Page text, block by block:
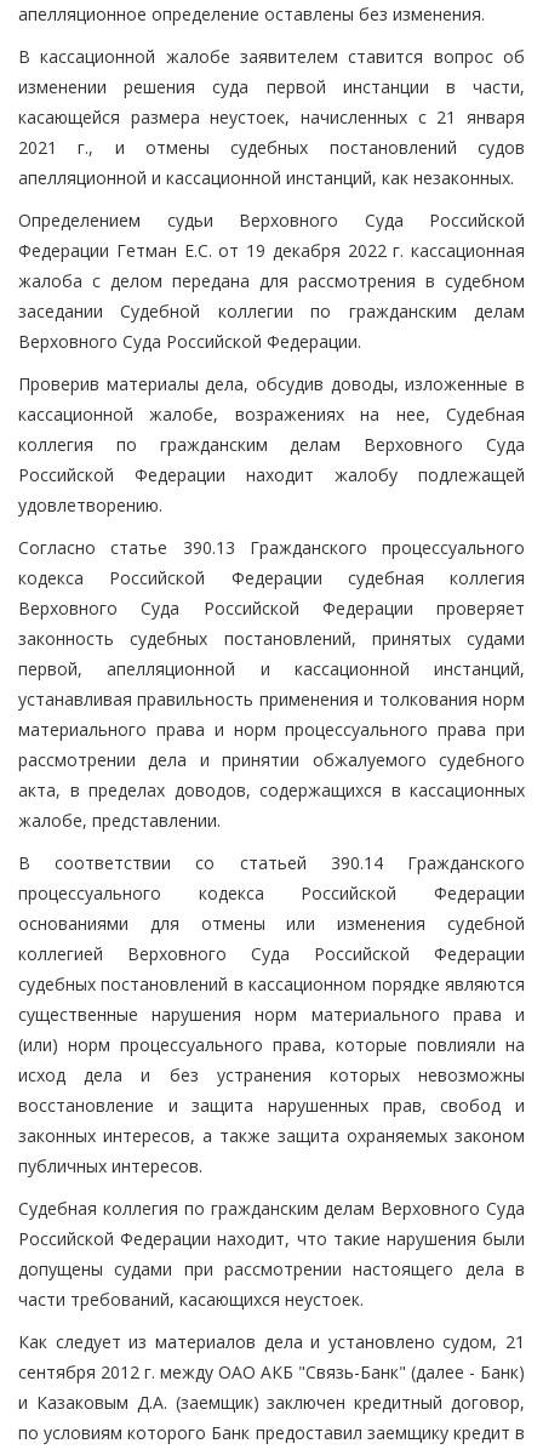
апелляционное определение оставлены без изменения.
В кассационной жалобе заявителем ставится вопрос об
изменении решения суда первой инстанции в части,
касающейся размера неустоек, начисленных с 21 января
2021 г., и отмены судебных постановлений судов
апелляционной и кассационной инстанций, как незаконных.
Определением судьи Верховного Суда Российской
Федерации Гетман Е.С. от 19 декабря 2022 г. кассационная
жалоба с делом передана для рассмотрения в судебном
заседании Судебной коллегии по гражданским делам
Верховного Суда Российской Федерации.
Проверив материалы дела, обсудив доводы, изложенные в
кассационной жалобе, возражениях на нее, Судебная
коллегия по гражданским делам Верховного Суда
Российской Федерации находит жалобу подлежащей
удовлетворению.
Согласно статье 390.13 Гражданского процессуального
кодекса Российской Федерации судебная коллегия
Верховного Суда Российской Федерации проверяет
законность судебных постановлений, принятых судами
первой, апелляционной и кассационной инстанций,
устанавливая правильность применения и толкования норм
материального права и норм процессуального права при
рассмотрении дела и принятии обжалуемого судебного
акта, в пределах доводов, содержащихся в кассационных
жалобе, представлении.
В соответствии со статьей 390.14 Гражданского
процессуального кодекса Российской Федерации
основаниями для отмены или изменения судебной
коллегией Верховного Суда Российской Федерации
судебных постановлений в кассационном порядке являются
существенные нарушения норм материального права и
(или) норм процессуального права, которые повлияли на
исход дела и без устранения которых невозможны
восстановление и защита нарушенных прав, свобод и
законных интересов, а также защита охраняемых законом
публичных интересов.
Судебная коллегия по гражданским делам Верховного Суда
Российской Федерации находит, что такие нарушения были
допущены судами при рассмотрении настоящего дела в
части требований, касающихся неустоек.
Как следует из материалов дела и установлено судом, 21
сентября 2012 г. между ОАО АКБ "Связь-Банк" (далее - Банк)
и Казаковым Д.А. (заемщик) заключен кредитный договор,
по условиям которого Банк предоставил заемщику кредит в